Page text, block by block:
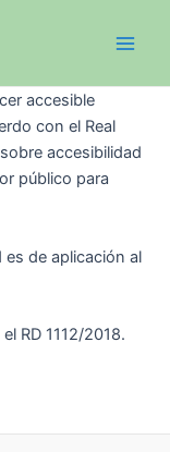
accesible
con el Real
accesibilidad
público para
es de aplicación al
RD 1112/2018.